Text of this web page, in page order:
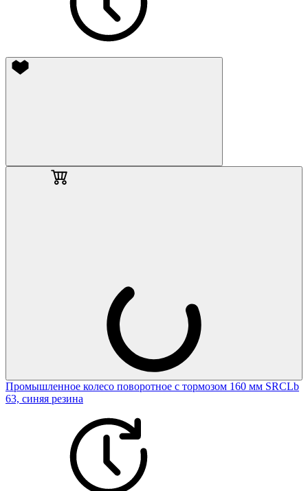
Промышленное колесо поворотное с тормозом 160 мм SRCLb
63, синяя резина